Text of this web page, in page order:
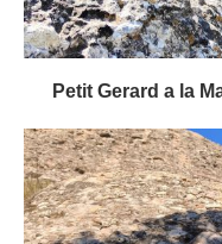
Petit Gerard a la